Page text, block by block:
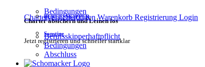
Bedingungen
Sonstige
Charter absichern und Leinen los
Jetzt registrieren und schneller startklar
CharterversicherungenWarenkorb Registrierung Login
BERUFSSKIPPER
Berufsskipperhaftpflicht
Bedingungen
Abschluss